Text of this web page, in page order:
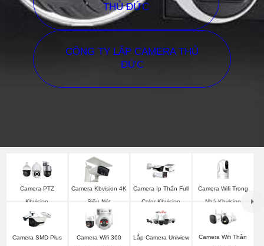
THỦ ĐỨC
CÔNG TY LẮP CAMERA THỦ
ĐỨC
Camera PTZ
Kbvision
Camera Kbvision 4K
Siêu Nét
Camera Ip Thân Full
Color Kbvision
Camera Wifi Trong
Nhà Kbvision
Camera SMD Plus
Camera Wifi 360
Lắp Camera Uniview
Camera Wifi Thân